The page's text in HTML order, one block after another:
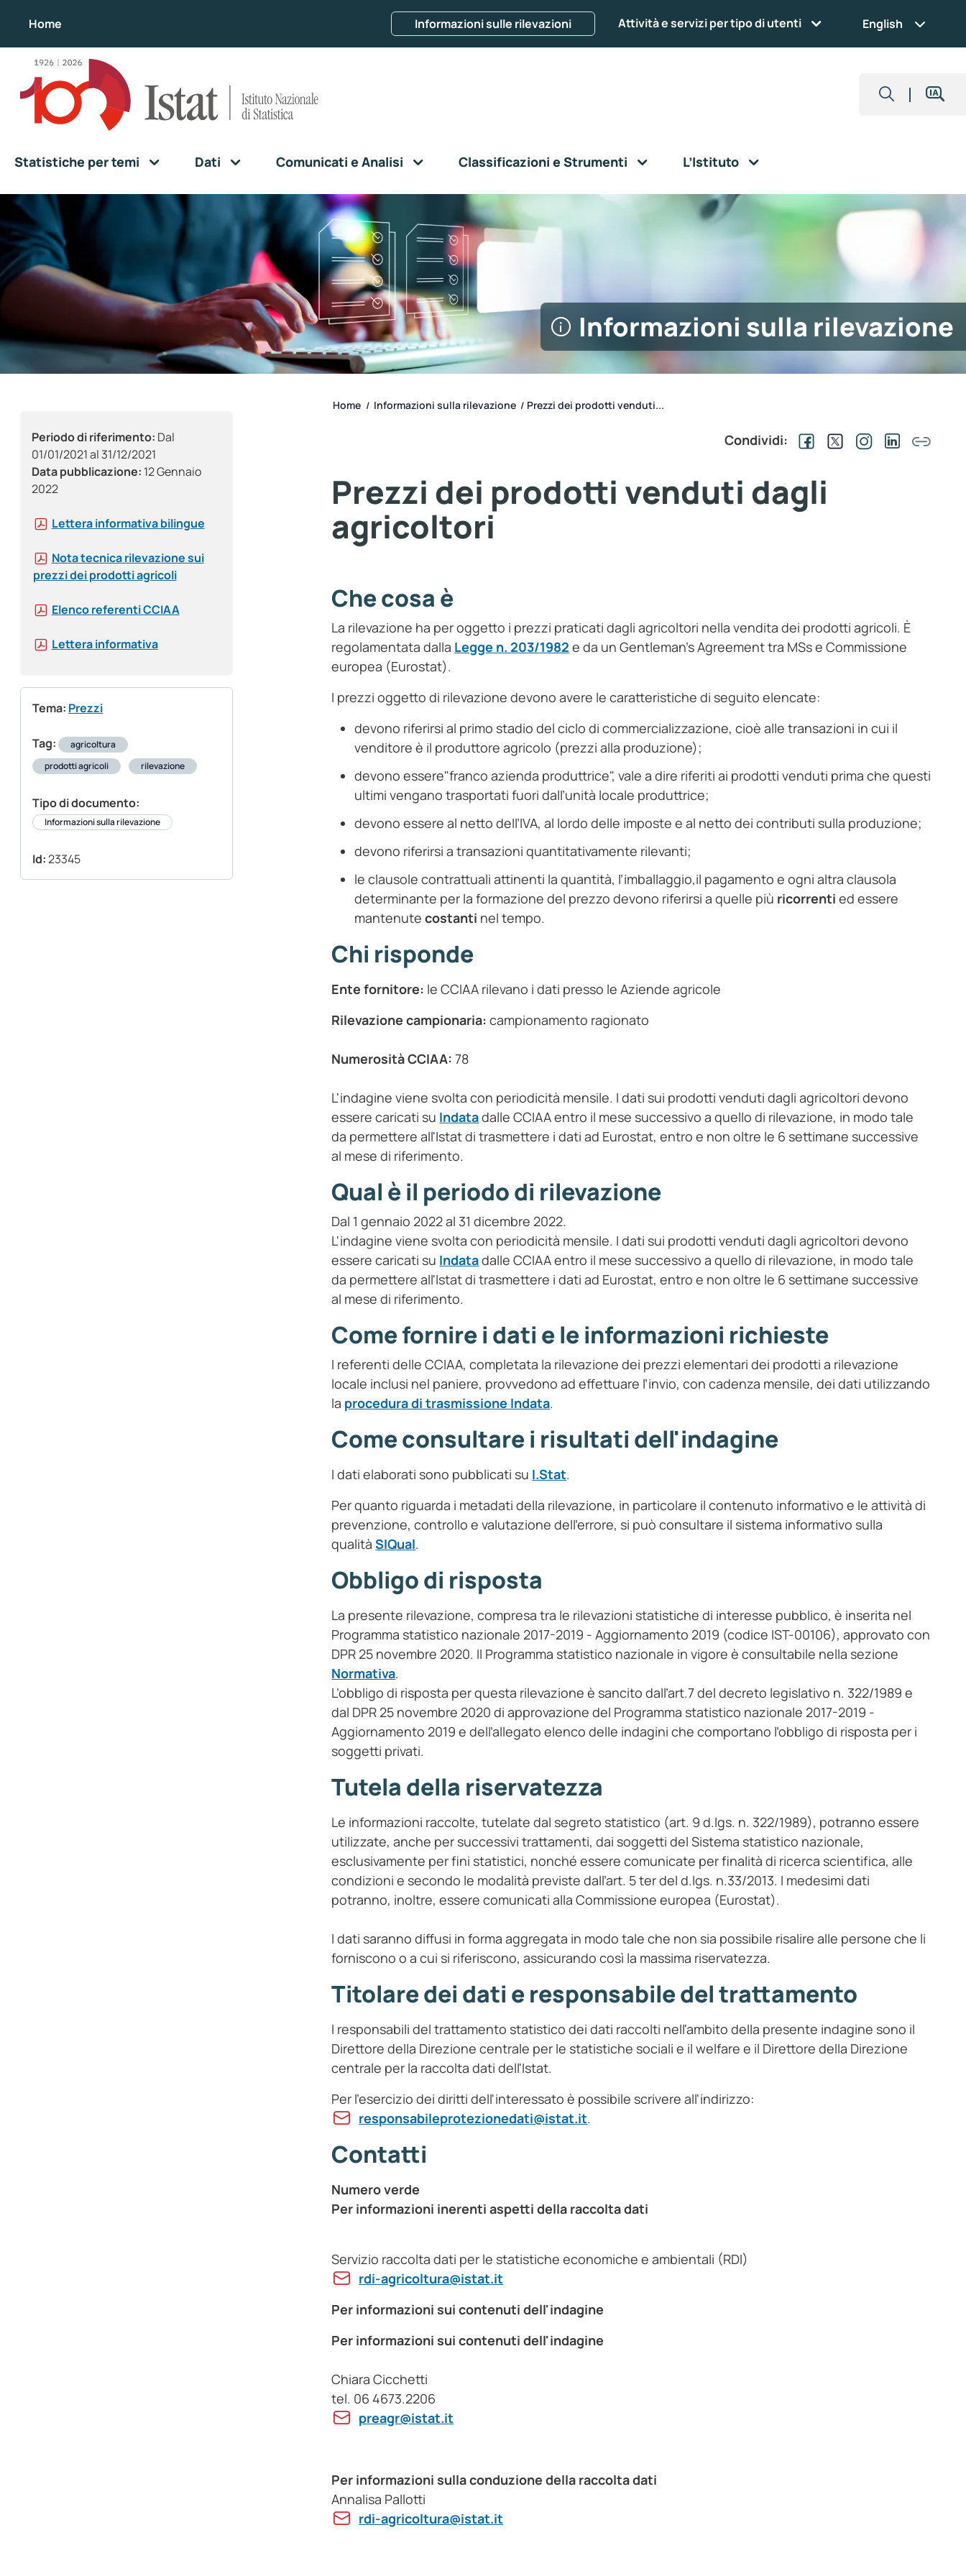
Home Informazioni sulle rilevazioni Attività e servizi per tipo di utenti English
Statistiche per temi Dati Comunicati e Analisi Classificazioni e Strumenti L’Istituto
Informazioni sulla rilevazione
Periodo di riferimento: Dal
01/01/2021 al 31/12/2021
Data pubblicazione: 12 Gennaio
2022
Lettera informativa bilingue
Nota tecnica rilevazione sui
prezzi dei prodotti agricoli
Elenco referenti CCIAA
Lettera informativa
Tema: Prezzi
Tag:
agricoltura
prodotti agricoli
rilevazione
Tipo di documento:
Informazioni sulla rilevazione
Id:23345
Home / Informazioni sulla rilevazione / Prezzi dei prodotti venduti...
Condividi:
Prezzi dei prodotti venduti dagli
agricoltori
Che cosa è
La rilevazione ha per oggetto i prezzi praticati dagli agricoltori nella vendita dei prodotti agricoli. È
regolamentata dalla Legge n. 203/1982 e da un Gentleman's Agreement tra MSs e Commissione
europea (Eurostat).
I prezzi oggetto di rilevazione devono avere le caratteristiche di seguito elencate:
devono riferirsi al primo stadio del ciclo di commercializzazione, cioè alle transazioni in cui il
venditore è il produttore agricolo (prezzi alla produzione);
devono essere"franco azienda produttrice", vale a dire riferiti ai prodotti venduti prima che questi
ultimi vengano trasportati fuori dall’unità locale produttrice;
devono essere al netto dell’IVA, al lordo delle imposte e al netto dei contributi sulla produzione;
devono riferirsi a transazioni quantitativamente rilevanti;
le clausole contrattuali attinenti la quantità, l’imballaggio,il pagamento e ogni altra clausola
determinante per la formazione del prezzo devono riferirsi a quelle più ricorrentied essere
mantenutecostanti nel tempo.
Chi risponde
Ente fornitore: le CCIAA rilevano i dati presso le Aziende agricole
Rilevazione campionaria: campionamento ragionato
Numerosità CCIAA: 78
L'indagine viene svolta con periodicità mensile. I dati sui prodotti venduti dagli agricoltori devono
essere caricati su Indatadalle CCIAA entro il mese successivo a quello di rilevazione, in modo tale
da permettere all'Istat di trasmettere i dati ad Eurostat, entro e non oltre le 6 settimane successive
al mese di riferimento.
Qual è il periodo di rilevazione
Dal 1 gennaio 2022 al 31 dicembre 2022.
L'indagine viene svolta con periodicità mensile. I dati sui prodotti venduti dagli agricoltori devono
essere caricati su Indatadalle CCIAA entro il mese successivo a quello di rilevazione, in modo tale
da permettere all'Istat di trasmettere i dati ad Eurostat, entro e non oltre le 6 settimane successive
al mese di riferimento.
Come fornire i dati e le informazioni richieste
I referenti delle CCIAA, completata la rilevazione dei prezzi elementari dei prodotti a rilevazione
locale inclusi nel paniere, provvedono ad effettuare l’invio, con cadenza mensile, dei dati utilizzando
la procedura di trasmissione Indata.
Come consultare i risultati dell'indagine
I dati elaborati sono pubblicati su I.Stat.
Per quanto riguarda i metadati della rilevazione, in particolare il contenuto informativo e le attività di
prevenzione, controllo e valutazione dell'errore, si può consultare il sistema informativo sulla
qualitàSIQual.
Obbligo di risposta
La presente rilevazione, compresa tra le rilevazioni statistiche di interesse pubblico, è inserita nel
Programma statistico nazionale 2017-2019 - Aggiornamento 2019 (codice IST-00106), approvato con
DPR 25 novembre 2020. Il Programma statistico nazionale in vigore è consultabile nella sezione
Normativa.
L’obbligo di risposta per questa rilevazione è sancito dall’art.7 del decreto legislativo n. 322/1989 e
dal DPR 25 novembre 2020 di approvazione del Programma statistico nazionale 2017-2019 -
Aggiornamento 2019 e dell’allegato elenco delle indagini che comportano l’obbligo di risposta per i
soggetti privati.
Tutela della riservatezza
Le informazioni raccolte, tutelate dal segreto statistico (art. 9 d.lgs. n. 322/1989), potranno essere
utilizzate, anche per successivi trattamenti, dai soggetti del Sistema statistico nazionale,
esclusivamente per fini statistici, nonché essere comunicate per finalità di ricerca scientifica, alle
condizioni e secondo le modalità previste dall’art. 5 ter del d.lgs. n.33/2013. I medesimi dati
potranno, inoltre, essere comunicati alla Commissione europea (Eurostat).
I dati saranno diffusi in forma aggregata in modo tale che non sia possibile risalire alle persone che li
forniscono o a cui si riferiscono, assicurando così la massima riservatezza.
Titolare dei dati e responsabile del trattamento
I responsabili del trattamento statistico dei dati raccolti nell'ambito della presente indagine sono il
Direttore della Direzione centrale per le statistiche sociali e il welfare e il Direttore della Direzione
centrale per la raccolta dati dell'Istat.
Per l'esercizio dei diritti dell'interessato è possibile scrivere all'indirizzo:
responsabileprotezionedati@istat.it.
Contatti
Numero verde
Per informazioni inerenti aspetti della raccolta dati
Servizio raccolta dati per le statistiche economiche e ambientali (RDI)
rdi-agricoltura@istat.it
Per informazioni sui contenuti dell'indagine
Per informazioni sui contenuti dell'indagine
Chiara Cicchetti
tel. 06 4673.2206
preagr@istat.it
Per informazioni sulla conduzione della raccolta dati
Annalisa Pallotti
rdi-agricoltura@istat.it